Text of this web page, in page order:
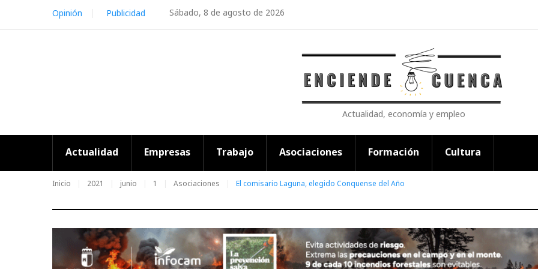
content
Sábado, 8 de agosto de 2026
Opinión Publicidad
Actualidad, economía y empleo
Actualidad Empresas Trabajo Asociaciones Formación Cultura
Inicio 2021 junio 1 Asociaciones El comisario Laguna, elegido Conquense del Año